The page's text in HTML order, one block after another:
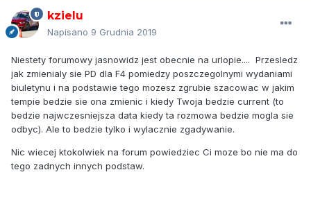
kzielu
Napisano 9 Grudnia 2019
Niestety forumowy jasnowidz jest obecnie na urlopie.... Przesledz
jak zmienialy sie PD dla F4 pomiedzy poszczegolnymi wydaniami
biuletynu i na podstawie tego mozesz zgrubie szacowac w jakim
tempie bedzie sie ona zmienic i kiedy Twoja bedzie current (to
bedzie najwczesniejsza data kiedy ta rozmowa bedzie mogla sie
odbyc). Ale to bedzie tylko i wylacznie zgadywanie.
Nic wiecej ktokolwiek na forum powiedziec Ci moze bo nie ma do
tego zadnych innych podstaw.